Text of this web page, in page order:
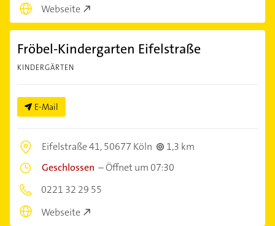
Webseite
Fröbel-Kindergarten Eifelstraße
KINDERGÄRTEN
E-Mail
Eifelstraße 41,50677 Köln
1,3 km
Geschlossen –Öffnet um 07:30
0221 32 29 55
Webseite